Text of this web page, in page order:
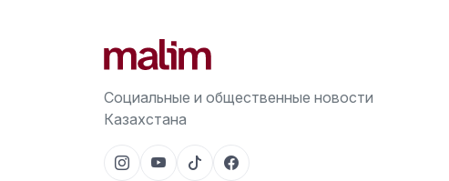
Социальные и общественные новости
Казахстана